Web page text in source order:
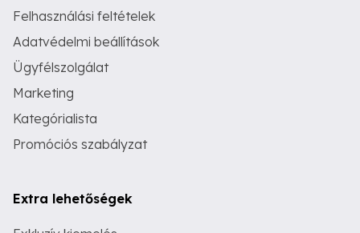
Felhasználási feltételek
Adatvédelmi beállítások
Ügyfélszolgálat
Marketing
Kategórialista
Promóciós szabályzat
Extra lehetőségek